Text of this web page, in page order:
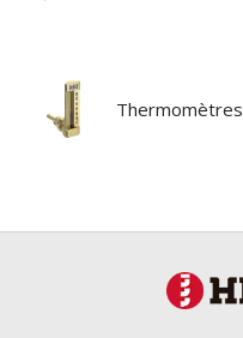
Thermomètres